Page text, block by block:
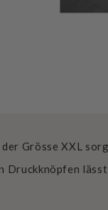
Grösse XXL
Druckknöpfen